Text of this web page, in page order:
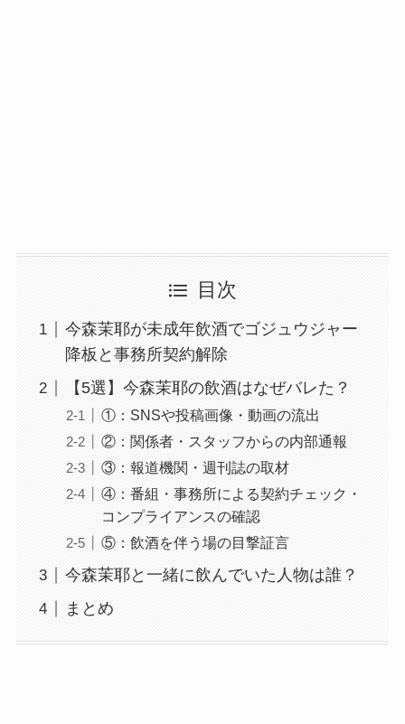
目次
今森茉耶が未成年飲酒でゴジュウジャー
降板と事務所契約解除
【5選】今森茉耶の飲酒はなぜバレた？
①：SNSや投稿画像・動画の流出
②：関係者・スタッフからの内部通報
③：報道機関・週刊誌の取材
④：番組・事務所による契約チェック・
コンプライアンスの確認
⑤：飲酒を伴う場の目撃証言
今森茉耶と一緒に飲んでいた人物は誰？
まとめ